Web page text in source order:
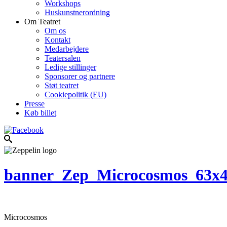
Workshops
Huskunstnerordning
Om Teatret
Om os
Kontakt
Medarbejdere
Teatersalen
Ledige stillinger
Sponsorer og partnere
Støt teatret
Cookiepolitik (EU)
Presse
Køb billet
Microcosmos